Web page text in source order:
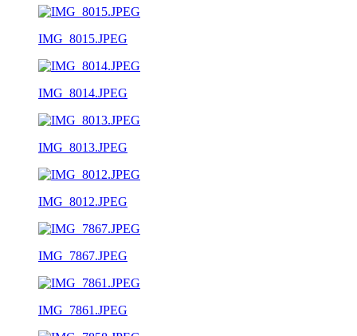
IMG_8015.JPEG
IMG_8014.JPEG
IMG_8013.JPEG
IMG_8012.JPEG
IMG_7867.JPEG
IMG_7861.JPEG